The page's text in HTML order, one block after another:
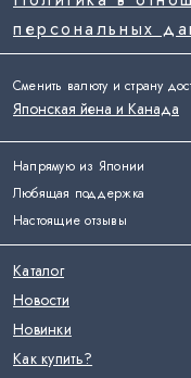
Напрямую из Японии
Любящая поддержка
Настоящие отзывы
персональных
Каталог
Новости
Новинки
Как купить?
Сменить валюту и страну
Японская йена и Канада